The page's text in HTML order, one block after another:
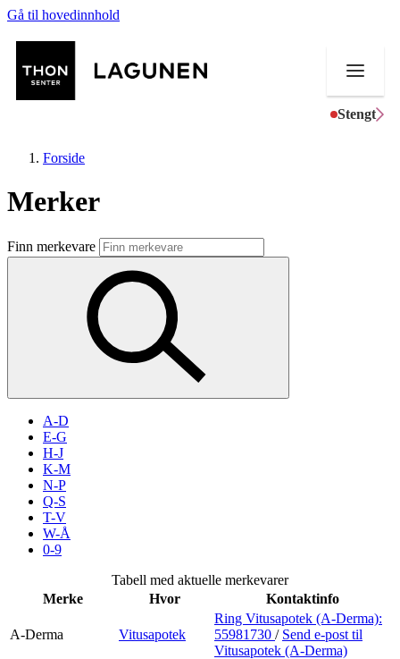
Gå til hovedinnhold
Stengt
Butikker
Mat og drikke
Aktiviteter
Inspirasjon
Søk
Parkering
Praktisk informasjon
Forside
Merker
Finn merkevare
A-D
E-G
H-J
K-M
N-P
Q-S
T-V
W-Å
0-9
Tabell med aktuelle merkevarer
Merke
Hvor Kontaktinfo
A-Derma Vitusapotek
Ring Vitusapotek (A-Derma):
55981730 / Send e-post til
Vitusapotek (A-Derma)